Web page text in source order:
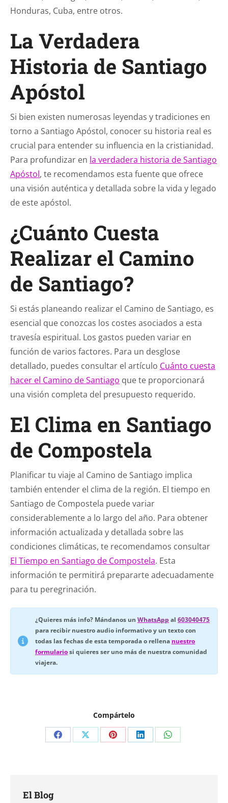
Honduras, Cuba, entre otros.
La Verdadera
Historia de Santiago
Apóstol
Si bien existen numerosas leyendas y tradiciones en
torno a Santiago Apóstol, conocer su historia real es
crucial para entender su influencia en la cristianidad.
Para profundizar en la verdadera historia de Santiago
Apóstol, te recomendamos esta fuente que ofrece
una visión auténtica y detallada sobre la vida y legado
de este apóstol.
¿Cuánto Cuesta
Realizar el Camino
de Santiago?
Si estás planeando realizar el Camino de Santiago, es
esencial que conozcas los costes asociados a esta
travesía espiritual. Los gastos pueden variar en
función de varios factores. Para un desglose
detallado, puedes consultar el artículo Cuánto cuesta
hacer el Camino de Santiago que te proporcionará
una visión completa del presupuesto requerido.
El Clima en Santiago
de Compostela
Planificar tu viaje al Camino de Santiago implica
también entender el clima de la región. El tiempo en
Santiago de Compostela puede variar
considerablemente a lo largo del año. Para obtener
información actualizada y detallada sobre las
condiciones climáticas, te recomendamos consultar
El Tiempo en Santiago de Compostela. Esta
información te permitirá prepararte adecuadamente
para tu peregrinación.
¿Quieres más info? Mándanos un WhatsApp al 603040475
para recibir nuestro audio informativo y un texto con
todas las fechas de esta temporada o rellena nuestro
formulariosi quieres ser uno más de nuestra comunidad
viajera.
Compártelo
CompartirCompartirCompartirCompartirCompartir
El Blog